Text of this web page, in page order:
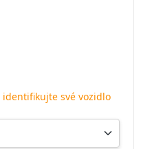
identifikujte své vozidlo